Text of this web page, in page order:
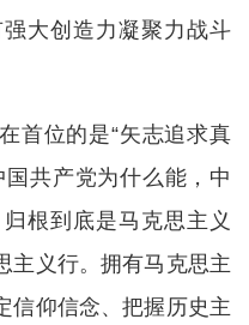
大创造力凝聚力战斗
首位的是“矢志追求真
共产党为什么能，中
根到底是马克思主义
主义行。拥有马克思主
信仰信念、把握历史主